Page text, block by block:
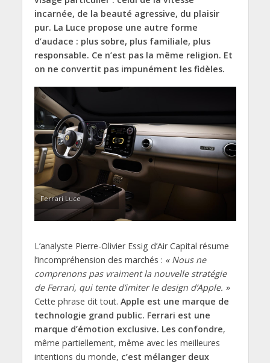
incarnée, de la beauté agressive, du plaisir
pur. La Luce propose une autre forme
d’audace : plus sobre, plus familiale, plus
responsable. Ce n’est pas la même religion. Et
on ne convertit pas impunément les fidèles.
Ferrari Luce
L’analyste Pierre-Olivier Essig d’Air Capital résume
l’incompréhension des marchés : « Nous ne
comprenons pas vraiment la nouvelle stratégie
de Ferrari, qui tente d’imiter le design d’Apple. »
Cette phrase dit tout. Apple est une marque de
technologie grand public. Ferrari est une
marque d’émotion exclusive. Les confondre,
même partiellement, même avec les meilleures
intentions du monde, c’est mélanger deux